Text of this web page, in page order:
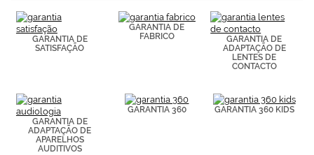
de páginas
visitadas).
Puedes
consultar más
Cookies.
GARANTIA DE
SATISFAÇÃO
GARANTIA DE
FABRICO
GARANTIA DE
ADAPTAÇÃO DE
LENTES DE
CONTACTO
GARANTIA DE
ADAPTAÇÃO DE
APARELHOS
AUDITIVOS
GARANTIA 360 GARANTIA 360 KIDS